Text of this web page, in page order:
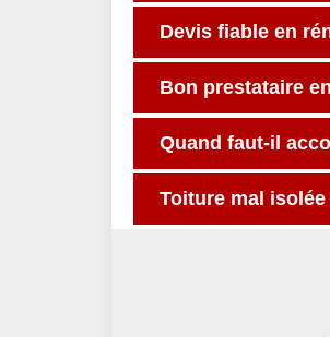
Devis fiable en
Bon prestataire
Quand faut-il
Toiture mal isolée